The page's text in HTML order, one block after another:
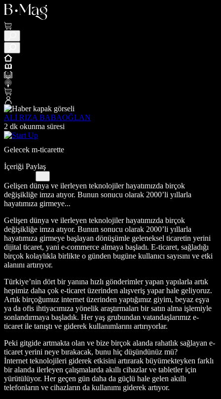
ALİ RIZA BABAOĞLAN
2 dk okunma süresi
Gelecek m-ticarette
İçeriği Paylaş
Gelişen dünya ve ilerleyen teknolojiler hayatımızda birçok
değişikliğe imza atıyor. Bunun sonucu olarak 2000’li yıllarla
hayatımıza girmeye...
Gelişen dünya ve ilerleyen teknolojiler hayatımızda birçok
değişikliğe imza atıyor. Bunun sonucu olarak 2000’li yıllarla
hayatımıza girmeye başlayan dönüşümle geleneksel ticaretin yerini
dijital ticaret, yani e-commerce almaya başladı. E-ticaret, sağladığı
birçok kolaylıkla birlikte o günden bugüne kullanıcı sayısını ve etki
alanını artırıyor.
Türkiye’nin dört bir yanına hızlı gönderimler yapan yapılarla artık
hepimiz daha çok e-ticaret üzerinden alışveriş yapar hale geliyoruz.
Artık birçoğumuz internet üzerinden yaptığımız giyim, beyaz eşya
ya da ofis ihtiyacımıza yönelik araştırmaları bir satın alma işlemiyle
sonlandırmaya başladık. Her yaş grubundan vatandaşlarımız e-
ticaret ile tanıştı ve giderek kullanımlarını artırıyorlar.
Peki gitgide artmakta olan ve bize birçok alanda rahatlık sağlayan e-
ticaret yerini neye bırakacak, bunu hiç düşündünüz mü?
İnternet teknolojileri giderek etkisini artırarak büyümekteyken farklı
bir alanda ilerleyen çalışmalarda akıllı cihazlar ve tabletler için
yürütülüyor. Her geçen gün daha da güçlü hale gelen akıllı
telefonların ve cihazların da kullanımı giderek artıyor.